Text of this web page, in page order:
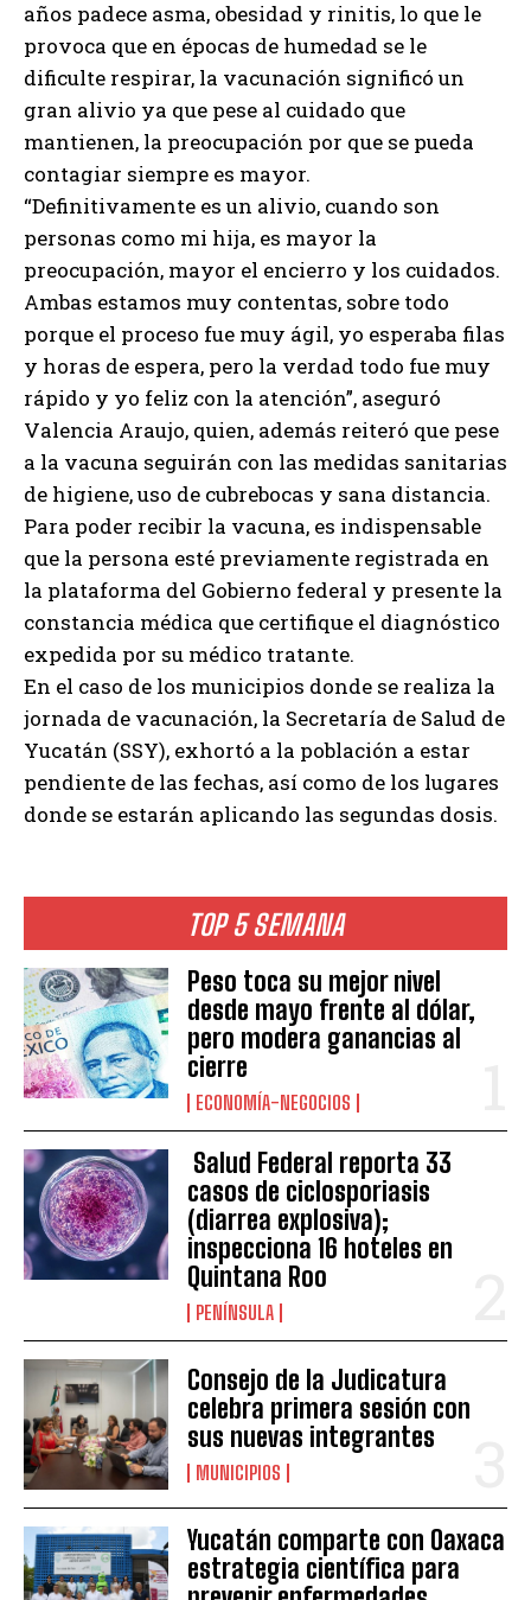
TOP 5 SEMANA
Peso toca su mejor nivel
desde mayo frente al dólar,
pero modera ganancias al
cierre
ECONOMÍA-NEGOCIOS
Salud Federal reporta 33
casos de ciclosporiasis
(diarrea explosiva);
inspecciona 16 hoteles en
Quintana Roo
PENÍNSULA
Consejo de la Judicatura
celebra primera sesión con
sus nuevas integrantes
MUNICIPIOS
Yucatán comparte con Oaxaca
estrategia científica para
años padece asma, obesidad y rinitis, lo que le
provoca que en épocas de humedad se le
dificulte respirar, la vacunación significó un
gran alivio ya que pese al cuidado que
mantienen, la preocupación por que se pueda
contagiar siempre es mayor.
“Definitivamente es un alivio, cuando son
personas como mi hija, es mayor la
preocupación, mayor el encierro y los cuidados.
Ambas estamos muy contentas, sobre todo
porque el proceso fue muy ágil, yo esperaba filas
y horas de espera, pero la verdad todo fue muy
rápido y yo feliz con la atención”, aseguró
Valencia Araujo, quien, además reiteró que pese
a la vacuna seguirán con las medidas sanitarias
de higiene, uso de cubrebocas y sana distancia.
Para poder recibir la vacuna, es indispensable
que la persona esté previamente registrada en
la plataforma del Gobierno federal y presente la
constancia médica que certifique el diagnóstico
expedida por su médico tratante.
En el caso de los municipios donde se realiza la
jornada de vacunación, la Secretaría de Salud de
Yucatán (SSY), exhortó a la población a estar
pendiente de las fechas, así como de los lugares
donde se estarán aplicando las segundas dosis.